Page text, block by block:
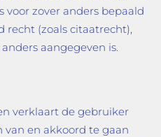
voor zover anders bepaald
recht (zoals citaatrecht),
aangegeven is.
verklaart de gebruiker
en akkoord te gaan